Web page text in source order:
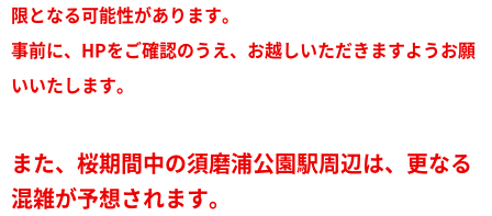
限となる可能性があります。
事前に、HPをご確認のうえ、お越しいただきますようお願
いいたします。
また、桜期間中の須磨浦公園駅周辺は、更なる
混雑が予想されます。